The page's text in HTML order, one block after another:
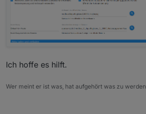
Ich hoffe es hilft.
Wer meint er ist was, hat aufgehört was zu werden